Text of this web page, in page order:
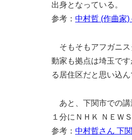
出身となっている。
参考： 中村哲 (作曲家)
そもそもアフガニス
動家も拠点は埼玉で
る居住区だと思い込
あと、下関市での講
１分にＮＨＫ ＮＥＷ
参考： 中村哲さん 下